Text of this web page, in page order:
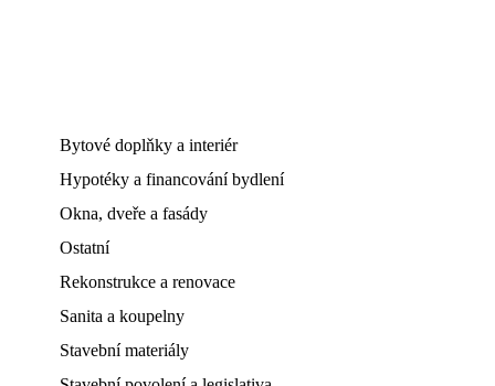
Bytové doplňky a interiér
Hypotéky a financování bydlení
Okna, dveře a fasády
Ostatní
Rekonstrukce a renovace
Sanita a koupelny
Stavební materiály